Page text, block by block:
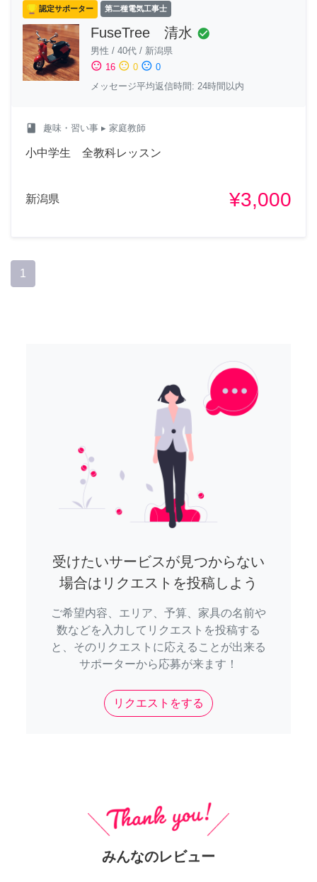
認定サポーター 第二種電気工事士
FuseTree 清水 check_circle
男性 / 40代 / 新潟県
sentiment_satisfied 16 sentiment_neutral 0 sentiment_dissatisfied 0
メッセージ平均返信時間: 24時間以内
class 趣味・習い事 ▸ 家庭教師
小中学生 全教科レッスン
新潟県 ¥3,000
1
受けたいサービスが見つからない
場合はリクエストを投稿しよう
ご希望内容、エリア、予算、家具の名前や
数などを入力してリクエストを投稿する
と、そのリクエストに応えることが出来る
サポーターから応募が来ます！
リクエストをする
みんなのレビュー